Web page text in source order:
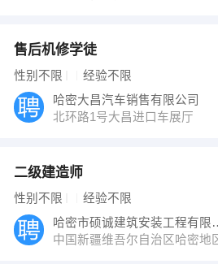
售后机修学徒
性别不限 经验不限
哈密大昌汽车销售有限公司
北环路1号大昌进口车展厅
二级建造师
性别不限 经验不限
哈密市硕诚
中国新疆维吾尔自治区哈密